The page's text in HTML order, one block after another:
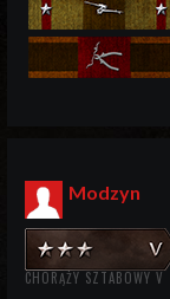
Modzyn
CHORĄŻY SZTABOWY V